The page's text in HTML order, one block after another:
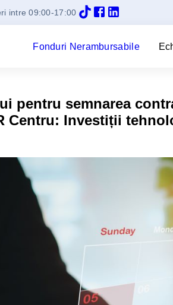
intre 09:00-17:00
Fonduri Nerambursabile
pentru semnarea
Centru: Investiții